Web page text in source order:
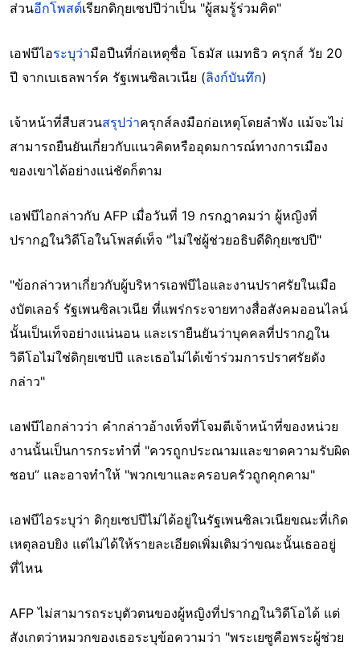
ส่วนอีกโพสต์เรียกดิกุยเซปปีว่าเป็น "ผู้สมรู้ร่วมคิด"
เอฟบีไอระบุว่ามือปืนที่ก่อเหตุชื่อ โธมัส แมทธิว ครุกส์ วัย 20
ปี จากเบเธลพาร์ค รัฐเพนซิลเวเนีย (ลิงก์บันทึก)
เจ้าหน้าที่สืบสวนสรุปว่าครุกส์ลงมือก่อเหตุโดยลำพัง แม้จะไม่
สามารถยืนยันเกี่ยวกับแนวคิดหรืออุดมการณ์ทางการเมือง
ของเขาได้อย่างแน่ชัดก็ตาม
เอฟบีไอกล่าวกับ AFP เมื่อวันที่ 19 กรกฎาคมว่า ผู้หญิงที่
ปรากฏในวิดีโอในโพสต์เท็จ "ไม่ใช่ผู้ช่วยอธิบดีดิกุยเซปปี"
"ข้อกล่าวหาเกี่ยวกับผู้บริหารเอฟบีไอและงานปราศรัยในเมือ
งบัตเลอร์ รัฐเพนซิลเวเนีย ที่แพร่กระจายทางสื่อสังคมออนไลน์
นั้นเป็นเท็จอย่างแน่นอน และเรายืนยันว่าบุคคลที่ปรากฎใน
วิดีโอไม่ใช่ดิกุยเซปปี และเธอไม่ได้เข้าร่วมการปราศรัยดัง
กล่าว"
เอฟบีไอกล่าวว่า คำกล่าวอ้างเท็จที่โจมตีเจ้าหน้าที่ของหน่วย
งานนั้นเป็นการกระทำที่ "ควรถูกประณามและขาดความรับผิด
ชอบ” และอาจทำให้ "พวกเขาและครอบครัวถูกคุกคาม"
เอฟบีไอระบุว่า ดิกุยเซปปีไม่ได้อยู่ในรัฐเพนซิลเวเนียขณะที่เกิด
เหตุลอบยิง แต่ไม่ได้ให้รายละเอียดเพิ่มเติมว่าขณะนั้นเธออยู่
ที่ไหน
AFP ไม่สามารถระบุตัวตนของผู้หญิงที่ปรากฏในวิดีโอได้ แต่
สังเกตว่าหมวกของเธอระบุข้อความว่า "พระเยซูคือพระผู้ช่วย